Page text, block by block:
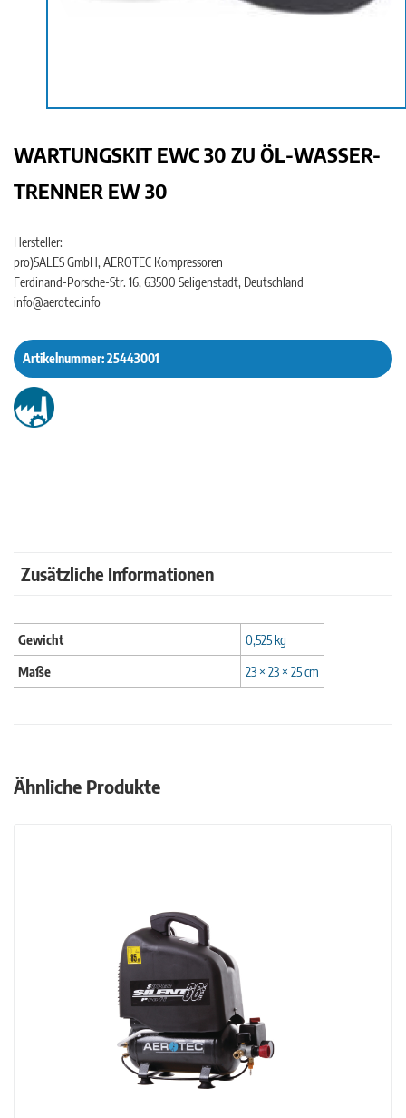
WARTUNGSKIT EWC 30 ZU ÖL-WASSER-
TRENNER EW 30
Hersteller:
pro)SALES GmbH, AEROTEC Kompressoren
Ferdinand-Porsche-Str. 16, 63500 Seligenstadt, Deutschland
info@aerotec.info
Artikelnummer:25443001
Zusätzliche Informationen
Gewicht
0,525 kg
Maße
23 × 23 × 25 cm
Ähnliche Produkte